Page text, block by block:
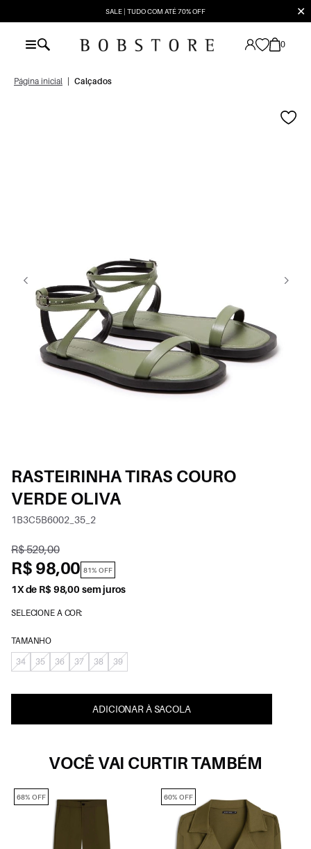
SALE | TUDO COM ATÉ 70% OFF ✕
0
Página inicial Calçados
RASTEIRINHA TIRAS COURO
VERDE OLIVA
1B3C5B6002_35_2
R$ 529,00
R$ 98,00 81% OFF
1X de R$ 98,00 sem juros
SELECIONE A COR:
TAMANHO
34
35 36 37 38 39
ADICIONAR À SACOLA
VOCÊ VAI CURTIR TAMBÉM
68% OFF 60% OFF